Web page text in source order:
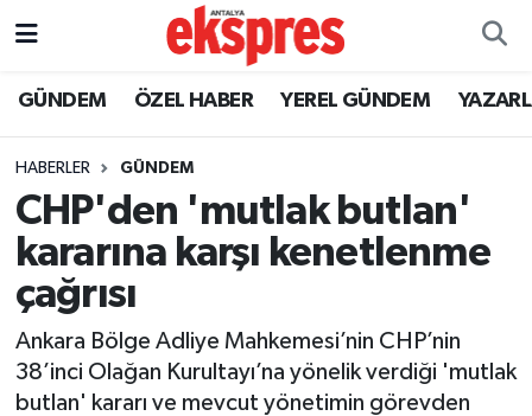
GÜNDEM ÖZEL HABER YEREL GÜNDEM
HABERLER GÜNDEM
CHP'den 'mutlak butlan'
kararına karşı kenetlenme
çağrısı
Ankara Bölge Adliye Mahkemesi’nin CHP’nin
38’inci Olağan Kurultayı’na yönelik verdiği 'mutlak
butlan' kararı ve mevcut yönetimin görevden
ÖZEL HABER
YEREL GÜNDEM
EKONOMİ
KÜLTÜR - SANAT
SPOR
Nöbetçi Eczaneler
Trafik Durumu
Süper Lig Puan Durumu ve Fikstür
Tüm Manşetler
Son Dakika Haberleri